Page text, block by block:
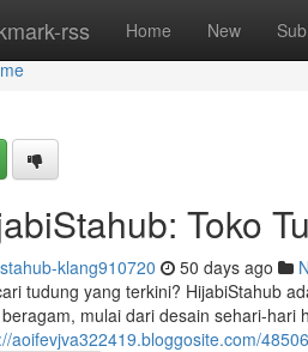
rss Home New
Toko
klang910720 50 days ago
tudung yang terkini? HijabiStahub
mulai dari desain sehari-hari
aoifevjva322419.bloggosite.com/